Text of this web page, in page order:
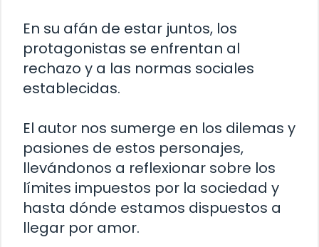
En su afán de estar juntos, los
protagonistas se enfrentan al
rechazo y a las normas sociales
establecidas.
El autor nos sumerge en los dilemas y
pasiones de estos personajes,
llevándonos a reflexionar sobre los
límites impuestos por la sociedad y
hasta dónde estamos dispuestos a
llegar por amor.